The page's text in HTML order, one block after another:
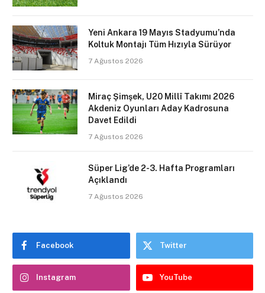
Yeni Ankara 19 Mayıs Stadyumu’nda
Koltuk Montajı Tüm Hızıyla Sürüyor
7 Ağustos 2026
Miraç Şimşek, U20 Millî Takımı 2026
Akdeniz Oyunları Aday Kadrosuna
Davet Edildi
7 Ağustos 2026
Süper Lig’de 2-3. Hafta Programları
Açıklandı
7 Ağustos 2026
Facebook Twitter
Instagram YouTube